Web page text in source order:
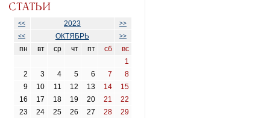
<< 2023
>>
<<
ОКТЯБРЬ >>
пн вт ср чт пт сб
вс
1
2
3 4 5 6 7
8
9
10 11 12 13 14
15
16
17 18 19 20 21
22
23
24 25 26 27 28
29